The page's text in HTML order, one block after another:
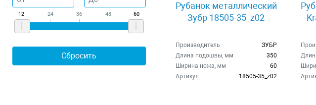
12 24 36 48 60
Рубанок металлический
Зубр 18505-35_z02
Производитель
ЗУБР
Длина подошвы, мм
350
Ширина ножа, мм
60
Артикул
18505-35_z02